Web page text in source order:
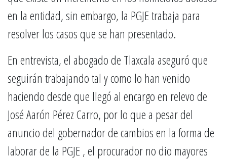
en la entidad, sin embargo, la PGJE trabaja para
resolver los casos que se han presentado.
En entrevista, el abogado de Tlaxcala aseguró que
seguirán trabajando tal y como lo han venido
haciendo desde que llegó al encargo en relevo de
José Aarón Pérez Carro, por lo que a pesar del
anuncio del gobernador de cambios en la forma de
laborar de la PGJE , el procurador no dio mayores